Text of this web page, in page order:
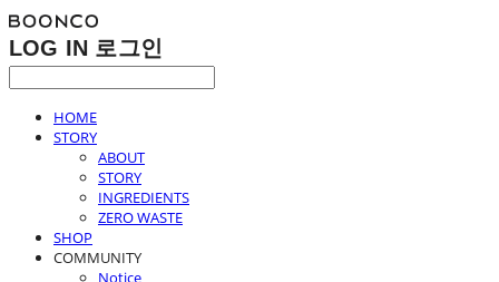
LOG IN 로그인
HOME
STORY
ABOUT
STORY
INGREDIENTS
ZERO WASTE
SHOP
COMMUNITY
Notice